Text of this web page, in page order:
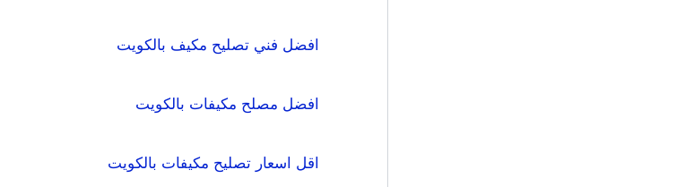
افضل فني تصليح مكيف بالكويت
افضل مصلح مكيفات بالكويت
اقل اسعار تصليح مكيفات بالكويت